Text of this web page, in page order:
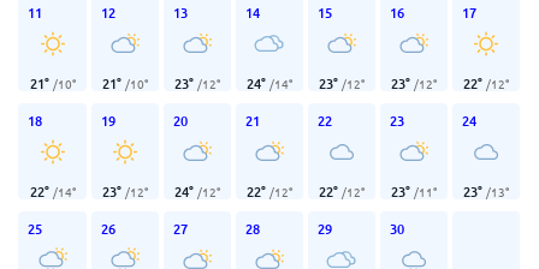
11
21° /10°
12
21° /10°
13
23° /12°
14
24° /14°
15
23° /12°
16
23° /12°
17
22° /12°
18
22° /14°
19
23° /12°
20
24° /12°
21
22° /12°
22
22° /12°
23
23° /11°
24
23° /13°
25 26 27 28 29 30